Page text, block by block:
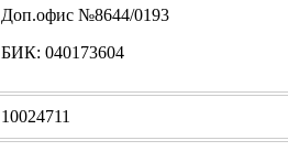
Доп.офис №8644/0193
БИК: 040173604
10024711